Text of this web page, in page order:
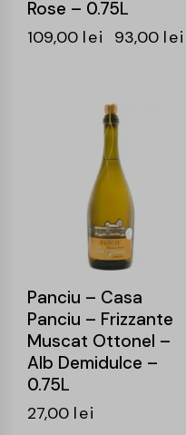
Rose – 0.75L
109,00 lei 93,00 lei
Panciu – Casa
Panciu – Frizzante
Muscat Ottonel –
Alb Demidulce –
0.75L
27,00 lei